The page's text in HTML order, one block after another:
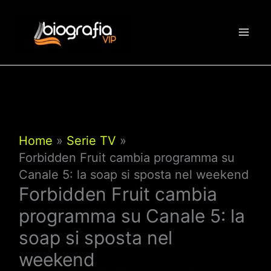
contenuto
Home
Serie TV
Forbidden Fruit cambia programma su
Canale 5: la soap si sposta nel weekend
Forbidden Fruit cambia
programma su Canale 5: la
soap si sposta nel
weekend